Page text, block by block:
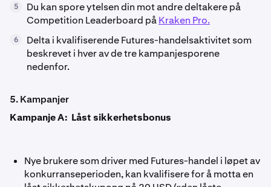
5
Du kan spore ytelsen din mot andre deltakere på
Competition Leaderboard påKraken Pro.
6
Delta i kvalifiserende Futures-handelsaktivitet som
beskrevet i hver av de tre kampanjesporene
nedenfor.
5. Kampanjer
Kampanje A: Låst sikkerhetsbonus
Nye brukere som driver med Futures-handel i løpet av
konkurranseperioden, kan kvalifisere for å motta en